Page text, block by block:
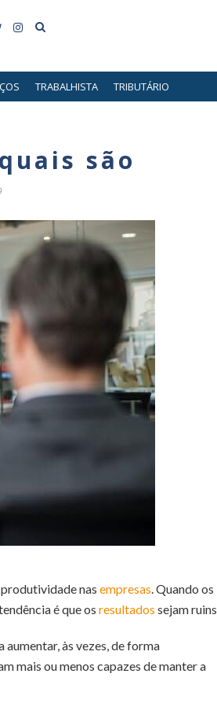
TRABALHISTA TRIBUTÁRIO
são
nas empresas . Quando os
é que os resultados sejam ruins.
às vezes, de forma
mais ou menos capazes de manter a